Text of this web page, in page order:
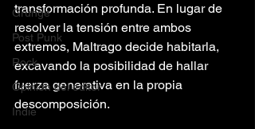
Grunge
Post Punk
Rock
Opinión del editor
Indie
transformación profunda. En lugar de
resolver la tensión entre ambos
extremos, Maltrago decide habitarla,
excavando la posibilidad de hallar
fuerza generativa en la propia
descomposición.